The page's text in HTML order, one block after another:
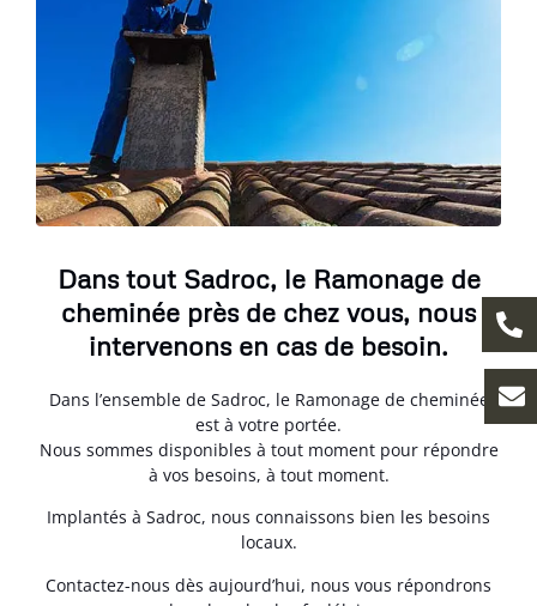
Dans tout Sadroc, le Ramonage de
cheminée près de chez vous, nous
intervenons en cas de besoin.
Dans l’ensemble de Sadroc, le Ramonage de cheminée
est à votre portée.
Nous sommes disponibles à tout moment pour répondre
à vos besoins, à tout moment.
Implantés à Sadroc, nous connaissons bien les besoins
locaux.
Contactez-nous dès aujourd’hui, nous vous répondrons